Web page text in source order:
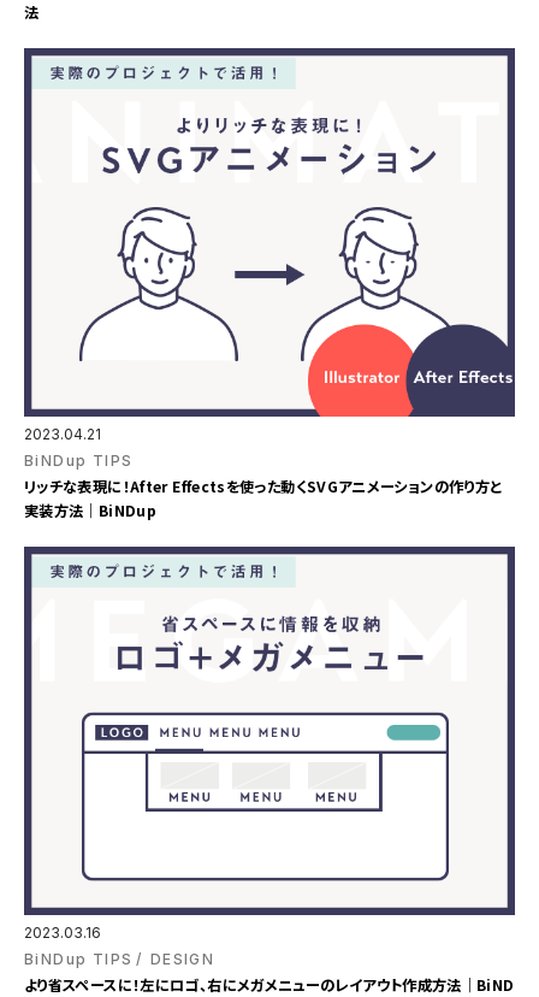
法
2023.04.21
BiNDup TIPS
リッチな表現に！After Effectsを使った動くSVGアニメーションの作り方と
実装方法｜BiNDup
2023.03.16
BiNDup TIPS
DESIGN
より省スペースに！左にロゴ、右にメガメニューのレイアウト作成方法｜BiND